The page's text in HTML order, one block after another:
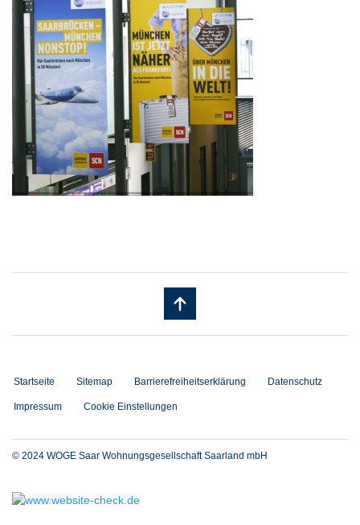
Startseite Sitemap Barrierefreiheitserklärung Datenschutz
Impressum Cookie Einstellungen
© 2024 WOGE Saar Wohnungsgesellschaft Saarland mbH